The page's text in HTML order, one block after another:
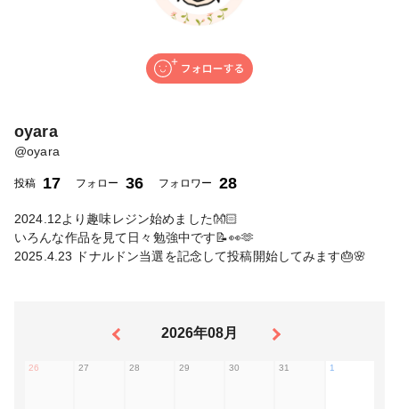
oyara
@oyara
投稿 17 フォロー 36 フォロワー 28
2024.12より趣味レジン始めました👐🏻
いろんな作品を見て日々勉強中です📝👀🫶
2025.4.23 ドナルドン当選を記念して投稿開始してみます🎂🌸
2026年08月
26 27 28 29 30 31 1